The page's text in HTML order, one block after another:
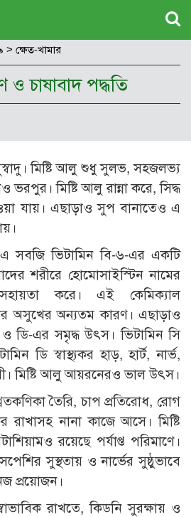
> ক্ষেত-খামার
ও চাষাবাদ পদ্ধতি
মিষ্টি আলু শুধু সুলভ, সহজলভ্য
ভরপুর। মিষ্টি আলু রান্না করে, সিদ্ধ
যায়। এছাড়াও সুপ বানাতেও এ
এ সবজি ভিটামিন বি-৬-এর একটি
শরীরে হোমোসাইস্টিন নামের
করে। এই কেমিক্যাল
অসুখের অন্যতম কারণ। এছাড়াও
ও ডি-এর সমৃদ্ধ উৎস। ভিটামিন সি
ডি স্বাস্থ্যকর হাড়, হার্ট, নার্ভ,
মিষ্টি আলু আয়রনেরও ভাল উৎস।
তৈরি, চাপ প্রতিরোধ, রোগ
রাখাসহ নানা কাজে আসে। মিষ্টি
রয়েছে পর্যাপ্ত পরিমাণে।
সুস্থতায় ও নার্ভের সুষ্ঠুভাবে
প্রয়োজন।
রাখতে, কিডনি সুরক্ষায় ও